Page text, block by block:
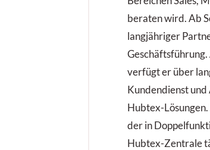
beraten wird. Ab
langjähriger
verfügt er über
Kundendienst
Hubtex-
der in
Hubtex-Zentrale